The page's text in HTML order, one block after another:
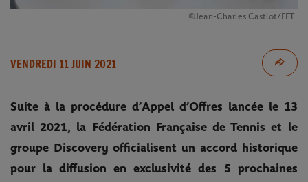
©Jean-Charles Castlot/FFT
VENDREDI 11 JUIN 2021
Suite à la procédure d’Appel d’Offres lancée le 13
avril 2021, la Fédération Française de Tennis et le
groupe Discovery officialisent un accord historique
pour la diffusion en exclusivité des 5 prochaines